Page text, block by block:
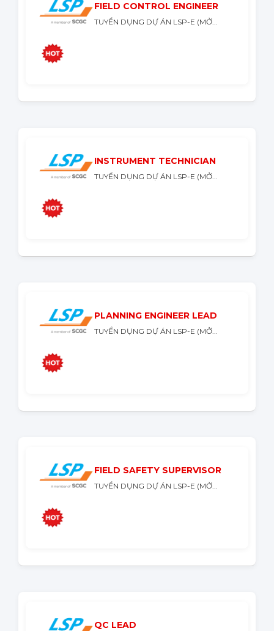
FIELD CONTROL ENGINEER
TUYỂN DỤNG DỰ ÁN LSP-E (MỞ...
INSTRUMENT TECHNICIAN
TUYỂN DỤNG DỰ ÁN LSP-E (MỞ...
PLANNING ENGINEER LEAD
TUYỂN DỤNG DỰ ÁN LSP-E (MỞ...
FIELD SAFETY SUPERVISOR
TUYỂN DỤNG DỰ ÁN LSP-E (MỞ...
QC LEAD